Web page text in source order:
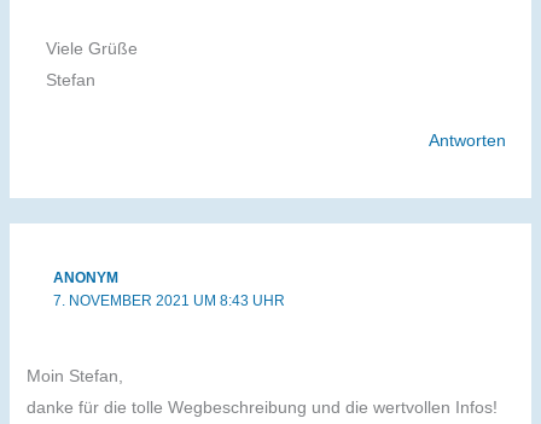
Viele Grüße
Stefan
Antworten
ANONYM
7. NOVEMBER 2021 UM 8:43 UHR
Moin Stefan,
danke für die tolle Wegbeschreibung und die wertvollen Infos!